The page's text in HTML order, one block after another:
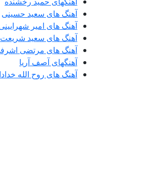
آهنگ های سعید حسینی
آهنگ های امیر
آهنگ های سعید شریعت
آهنگ های مرتضی
آهنگهای آصف آریا
آهنگ های روح الله